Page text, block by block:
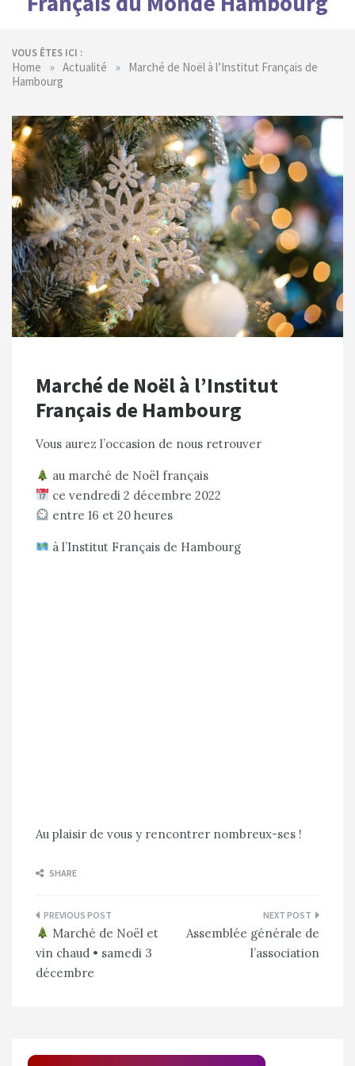
VOUS ÊTES ICI :
Home » Actualité » Marché de Noël à l’Institut Français de
Hambourg
Marché de Noël à l’Institut
Français de Hambourg
Vous aurez l’occasion de nous retrouver
au marché de Noël français
ce vendredi 2 décembre 2022
entre 16 et 20 heures
à l’Institut Français de Hambourg
Au plaisir de vous y rencontrer nombreux-ses !
SHARE
Navigation
de
l’article
Marché de Noël et
vin chaud • samedi 3
décembre
Assemblée générale de
l’association